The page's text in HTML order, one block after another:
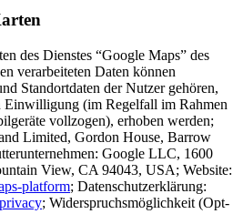
des Dienstes “Google Maps” des
verarbeiteten Daten können
Standortdaten der Nutzer gehören,
Einwilligung (im Regelfall im Rahmen
vollzogen), erhoben werden;
Limited, Gordon House, Barrow
Google LLC, 1600
View, CA 94043, USA; Website:
platform; Datenschutzerklärung:
; Widerspruchsmöglichkeit (Opt-